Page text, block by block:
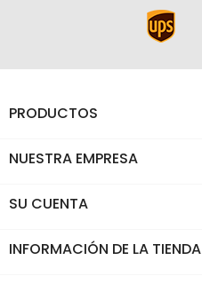
PRODUCTOS
NUESTRA EMPRESA
SU CUENTA
INFORMACIÓN DE LA TIENDA